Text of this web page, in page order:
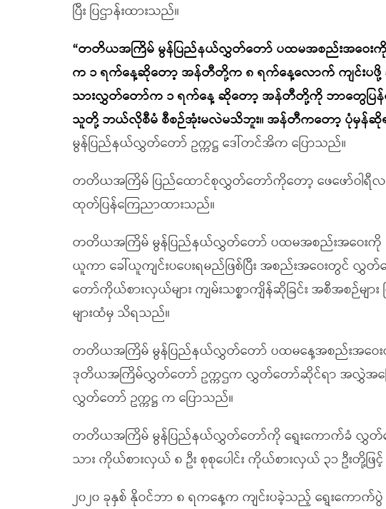
ပြီး ပြဌာန်းထားသည်။
“တတိယအကြိမ် မွန်ပြည်နယ်လွှတ်တော် ပထမအစည်းအဝေး
က ၁ ရက်နေ့ဆိုတော့ အန်တီတို့က ၈ ရက်နေ့လောက် ကျင်းပဖို့
သားလွှတ်တော်က ၁ ရက်နေ့ ဆိုတော့ အန်တီတို့ကို ဘာတွေပြန်
သူတို့ ဘယ်လိုစီမံ စီစဉ်အုံးမလဲမသိဘူး။ အန်တီကတော့ ပုံမှန်ဆို
မွန်ပြည်နယ်လွှတ်တော် ဥက္ကဋ္ဌ ဒေါ်တင်အိက ပြောသည်။
တတိယအကြိမ် ပြည်ထောင်စုလွှတ်တော်ကိုတော့ ဖေဖော်ဝါရီ
ထုတ်ပြန်ကြေညာထားသည်။
တတိယအကြိမ် မွန်ပြည်နယ်လွှတ်တော် ပထမအစည်းအဝေးကို
ယူကာ ခေါ်ယူကျင်းပပေးရမည်ဖြစ်ပြီး အစည်းအဝေးတွင် လွှတ်တော်
တော်ကိုယ်စားလှယ်များ ကျမ်းသစ္စာကျိန်ဆိုခြင်း အစီအစဉ်
များထံမှ သိရသည်။
တတိယအကြိမ် မွန်ပြည်နယ်လွှတ်တော် ပထမနေ့အစည်းအဝေ
ဒုတိယအကြိမ်လွှတ်တော် ဥက္ကဌက လွှတ်တော်ဆိုင်ရာ အလွှဲအပ
လွှတ်တော် ဥက္ကဋ္ဌ က ပြောသည်။
တတိယအကြိမ် မွန်ပြည်နယ်လွှတ်တော်ကို ရွေးကောက်ခံ လွှတ်
သား ကိုယ်စားလှယ် ၈ ဦး စုစုပေါင်း ကိုယ်စားလှယ် ၃၁ ဦးတို့ဖ
၂၀၂၀ ခုနှစ် နိုဝင်ဘာ ၈ ရကနေ့က ကျင်းပခဲ့သည့် ရွေးကေ